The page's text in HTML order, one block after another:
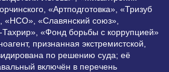
«Артподготовка», «Тризуб
«НСО», «Славянский союз»,
«Фонд борьбы с коррупцией»
признанная экстремистской,
по решению суда; её
включён в перечень